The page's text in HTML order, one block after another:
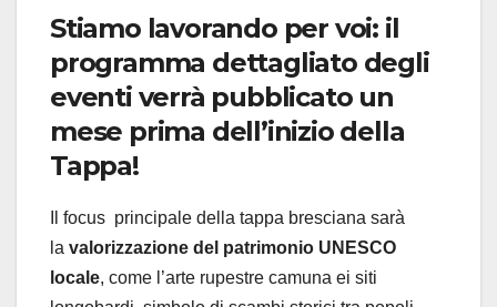
Stiamo lavorando per voi: il
programma dettagliato degli
eventi verrà pubblicato un
mese prima dell’inizio della
Tappa!
Il focus principale della tappa bresciana sarà
la valorizzazione del patrimonio UNESCO
locale, come l’arte rupestre camuna ei siti